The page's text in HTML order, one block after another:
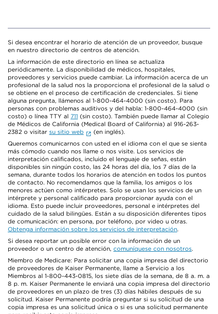
Si desea encontrar el horario de atención de un proveedor, busque
en nuestro directorio de centros de atención.
La información de este directorio en línea se actualiza
periódicamente. La disponibilidad de médicos, hospitales,
proveedores y servicios puede cambiar. La información acerca de un
profesional de la salud nos la proporciona el profesional de la salud o
se obtiene en el proceso de certificación de credenciales. Si tiene
alguna pregunta, llámenos al 1-800-464-4000 (sin costo). Para
personas con problemas auditivos y del habla: 1-800-464-4000 (sin
costo) o línea TTY al 711 (sin costo). También puede llamar al Colegio
de Médicos de California (Medical Board of California) al 916-263-
2382 o visitar su sitio web
(en inglés).
Queremos comunicarnos con usted en el idioma con el que se sienta
más cómodo cuando nos llame o nos visite. Los servicios de
interpretación calificados, incluido el lenguaje de señas, están
disponibles sin ningún costo, las 24 horas del día, los 7 días de la
semana, durante todos los horarios de atención en todos los puntos
de contacto. No recomendamos que la familia, los amigos o los
menores actúen como intérpretes. Solo se usan los servicios de un
intérprete y personal calificado para proporcionar ayuda con el
idioma. Esto puede incluir proveedores, personal e intérpretes del
cuidado de la salud bilingües. Están a su disposición diferentes tipos
de comunicación: en persona, por teléfono, por video u otras.
Obtenga información sobre los servicios de interpretación.
Si desea reportar un posible error con la información de un
proveedor o un centro de atención, comuníquese con nosotros.
Miembro de Medicare: Para solicitar una copia impresa del directorio
de proveedores de Kaiser Permanente, llame a Servicio a los
Miembros al 1-800-443-0815, los siete días de la semana, de 8 a. m. a
8 p. m. Kaiser Permanente le enviará una copia impresa del directorio
de proveedores en un plazo de tres (3) días hábiles después de su
solicitud. Kaiser Permanente podría preguntar si su solicitud de una
copia impresa es una solicitud única o si es una solicitud permanente